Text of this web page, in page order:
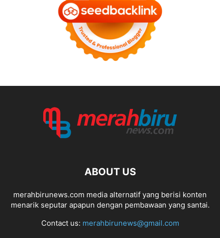
ABOUT US
merahbirunews.com media alternatif yang berisi konten
menarik seputar apapun dengan pembawaan yang santai.
Contact us: merahbirunews@gmail.com